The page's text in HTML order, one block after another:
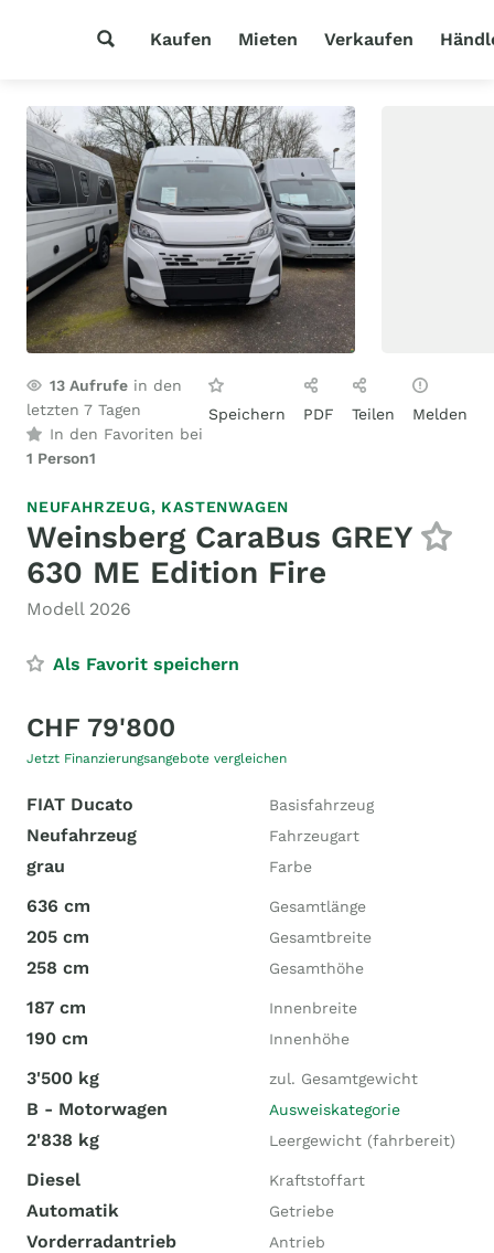
Kaufen Mieten Verkaufen
13 Aufrufe in den
letzten 7 Tagen
In den Favoriten bei
1 Person1
Speichern PDF Teilen Melden
NEUFAHRZEUG, KASTENWAGEN
Weinsberg CaraBus GREY
630 ME Edition Fire
Modell 2026
Als Favorit speichern
CHF 79'800
Jetzt Finanzierungsangebote vergleichen
FIAT Ducato Basisfahrzeug
Neufahrzeug Fahrzeugart
grau Farbe
636 cm Gesamtlänge
205 cm Gesamtbreite
258 cm Gesamthöhe
187 cm Innenbreite
190 cm Innenhöhe
3'500 kg zul. Gesamtgewicht
B - Motorwagen Ausweiskategorie
2'838 kg Leergewicht (fahrbereit)
Diesel Kraftstoffart
Automatik Getriebe
Vorderradantrieb Antrieb